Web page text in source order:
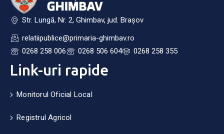
Str. Lungă, Nr. 2, Ghimbav, jud. Brașov
relatiipublice@primaria-ghimbav.ro
0268 258 006
0268 506 604 0268 258 355
Link-uri rapide
Monitorul Oficial Local
Registrul Agricol